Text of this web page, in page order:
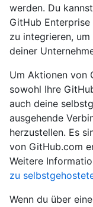
werden. Du
GitHub
zu integrieren,
deiner
Um Aktionen von
sowohl Ihre
auch deine
ausgehende
herzustellen. Es
von GitHub.com
Weitere
zu
Wenn du über